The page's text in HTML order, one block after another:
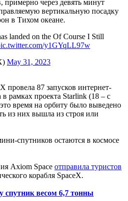
примерно через девять минут
вертикальную посадку
в Тихом океане.
landed on the Of Course I Still
y1GYqLL97w
May 31, 2023
провела 87 запусков интернет-
рамках проекта Starlink (18 – с
время на орбиту было выведено
из них вышла из строя или
спутников остаются в космосе
Axiom Space отправила туристов
корабля SpaceX.
спутник весом 6,7 тонны